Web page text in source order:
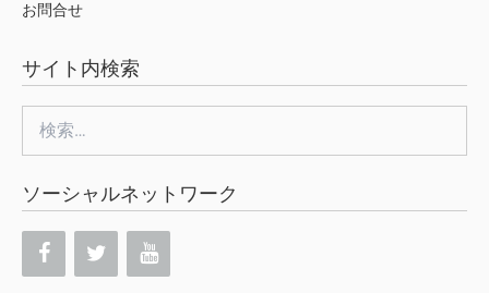
お問合せ
サイト内検索
索:
ソーシャルネットワーク